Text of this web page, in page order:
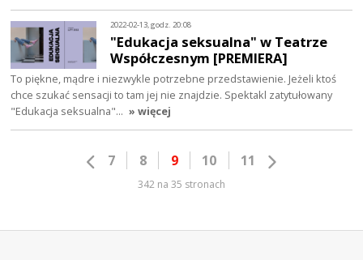
2022-02-13, godz. 20:08
"Edukacja seksualna" w Teatrze
Współczesnym [PREMIERA]
To piękne, mądre i niezwykle potrzebne przedstawienie. Jeżeli ktoś
chce szukać sensacji to tam jej nie znajdzie. Spektakl zatytułowany
"Edukacja seksualna"… » więcej
7 8 9 10 11
342 na 35 stronach